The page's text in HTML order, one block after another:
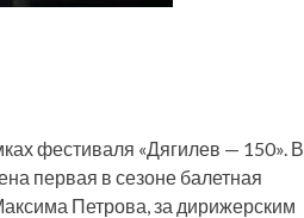
фестиваля «Дягилев — 150». В
первая в сезоне балетная
Петрова, за дирижерским